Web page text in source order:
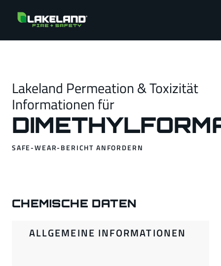
Lakeland Permeation & Toxizität
Informationen für
SAFE-WEAR-BERICHT ANFORDERN
CHEMISCHE DATEN
ALLGEMEINE INFORMATIONEN